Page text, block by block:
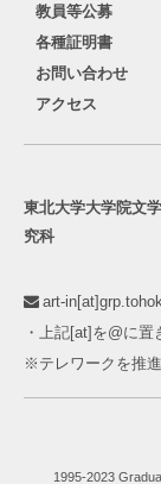
教員等公募
各種証明書
お問い合わせ
アクセス
東北大学大学院文
究科
art-
・上記[at]を@に置
※テレワークを推
1995-2023